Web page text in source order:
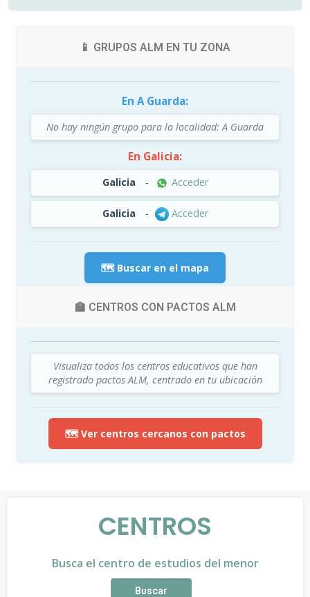
📱 GRUPOS ALM EN TU ZONA
En A Guarda:
No hay ningún grupo para la localidad: A Guarda
En Galicia:
Galicia - Acceder
Galicia - Acceder
🗺️ Buscar en el mapa
🏫 CENTROS CON PACTOS ALM
Visualiza todos los centros educativos que han
registrado pactos ALM, centrado en tu ubicación
🗺️ Ver centros cercanos con pactos
CENTROS
Busca el centro de estudios del menor
Buscar